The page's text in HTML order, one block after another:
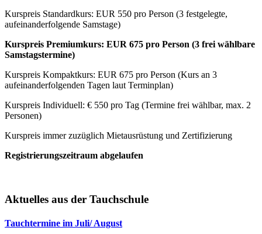
Kurspreis Standardkurs: EUR 550 pro Person (3 festgelegte,
aufeinanderfolgende Samstage)
Kurspreis Premiumkurs: EUR 675 pro Person (3 frei wählbare
Samstagstermine)
Kurspreis Kompaktkurs: EUR 675 pro Person (Kurs an 3
aufeinanderfolgenden Tagen laut Terminplan)
Kurspreis Individuell: € 550 pro Tag (Termine frei wählbar, max. 2
Personen)
Kurspreis immer zuzüglich Mietausrüstung und Zertifizierung
Registrierungszeitraum abgelaufen
Aktuelles aus der Tauchschule
Tauchtermine im Juli/ August